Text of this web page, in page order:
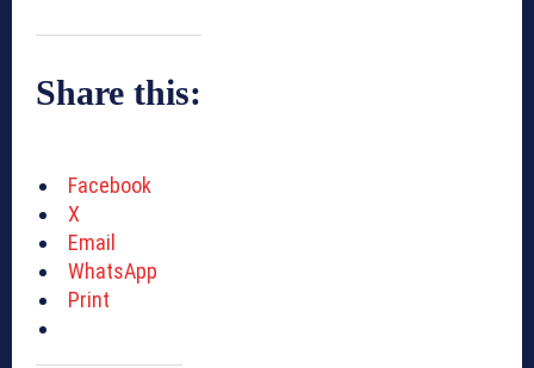
Share this:
Facebook
X
Email
WhatsApp
Print